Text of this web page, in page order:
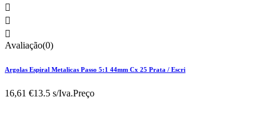



Avaliação(0)
Argolas Espiral Metalicas Passo 5:1 44mm Cx 25 Prata / Escri
16,61 €13.5 s/Iva.Preço